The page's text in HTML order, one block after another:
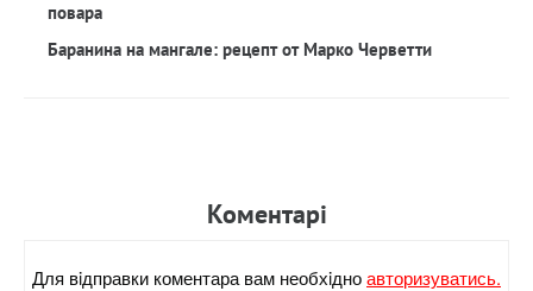
повара
Баранина на мангале: рецепт от Марко Черветти
Коментарi
Для вiдправки коментара вам необхiдноавторизуватись.